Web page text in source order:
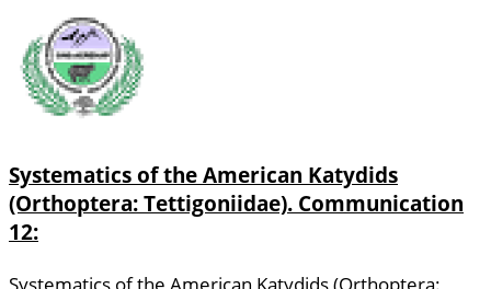
Systematics of the American Katydids
(Orthoptera: Tettigoniidae). Communication
12:
Systematics of the American Katydids (Orthoptera: